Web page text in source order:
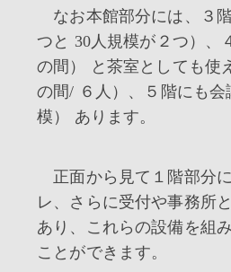
なお本館部分には、３
つと 30人規模が２つ）、
の間） と茶室としても使
の間/ ６人）、５階にも
模） あります。
正面から見て１階部分
レ、さらに受付や事務所
あり、これらの設備を組
ことができます。